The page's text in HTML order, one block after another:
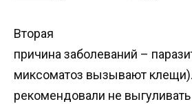
Вторая
причина заболеваний –
миксоматоз вызывают
рекомендовали не